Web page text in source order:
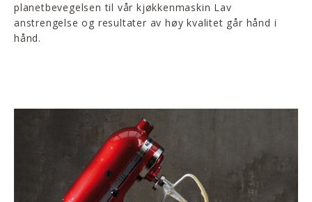
planetbevegelsen til vår kjøkkenmaskin Lav
anstrengelse og resultater av høy kvalitet går hånd i
hånd.